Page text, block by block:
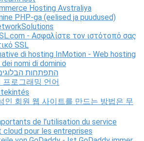
Hosting Avstraliya
PHP-ga (eelised ja puudused)
- Ασφαλίστε τον ιστότοπό σας
SSL
di hosting InMotion - Web hosting
nomi di dominio
התפתחות
프로그래밍 언어
인 회원 웹 사이트를 만드는 방법은 무
de l’utilisation du service
cloud pour les entreprises